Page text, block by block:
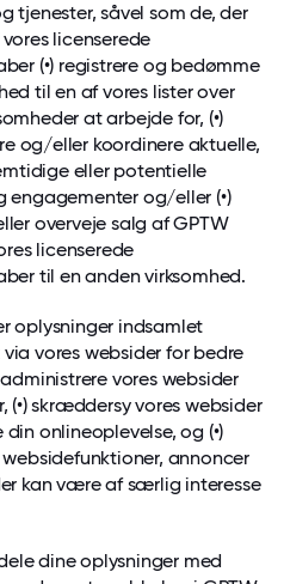
tjenester, såvel som de, der
licenserede
(•) registrere og bedømme
til en af vores lister over
at arbejde for, (•)
og/eller koordinere aktuelle,
eller potentielle
engagementer og/eller (•)
overveje salg af GPTW
licenserede
til en anden virksomhed.
oplysninger indsamlet
vores websider for bedre
administrere vores websider
(•) skræddersy vores websider
onlineoplevelse, og (•)
annoncer
kan være af særlig interesse
dine oplysninger med